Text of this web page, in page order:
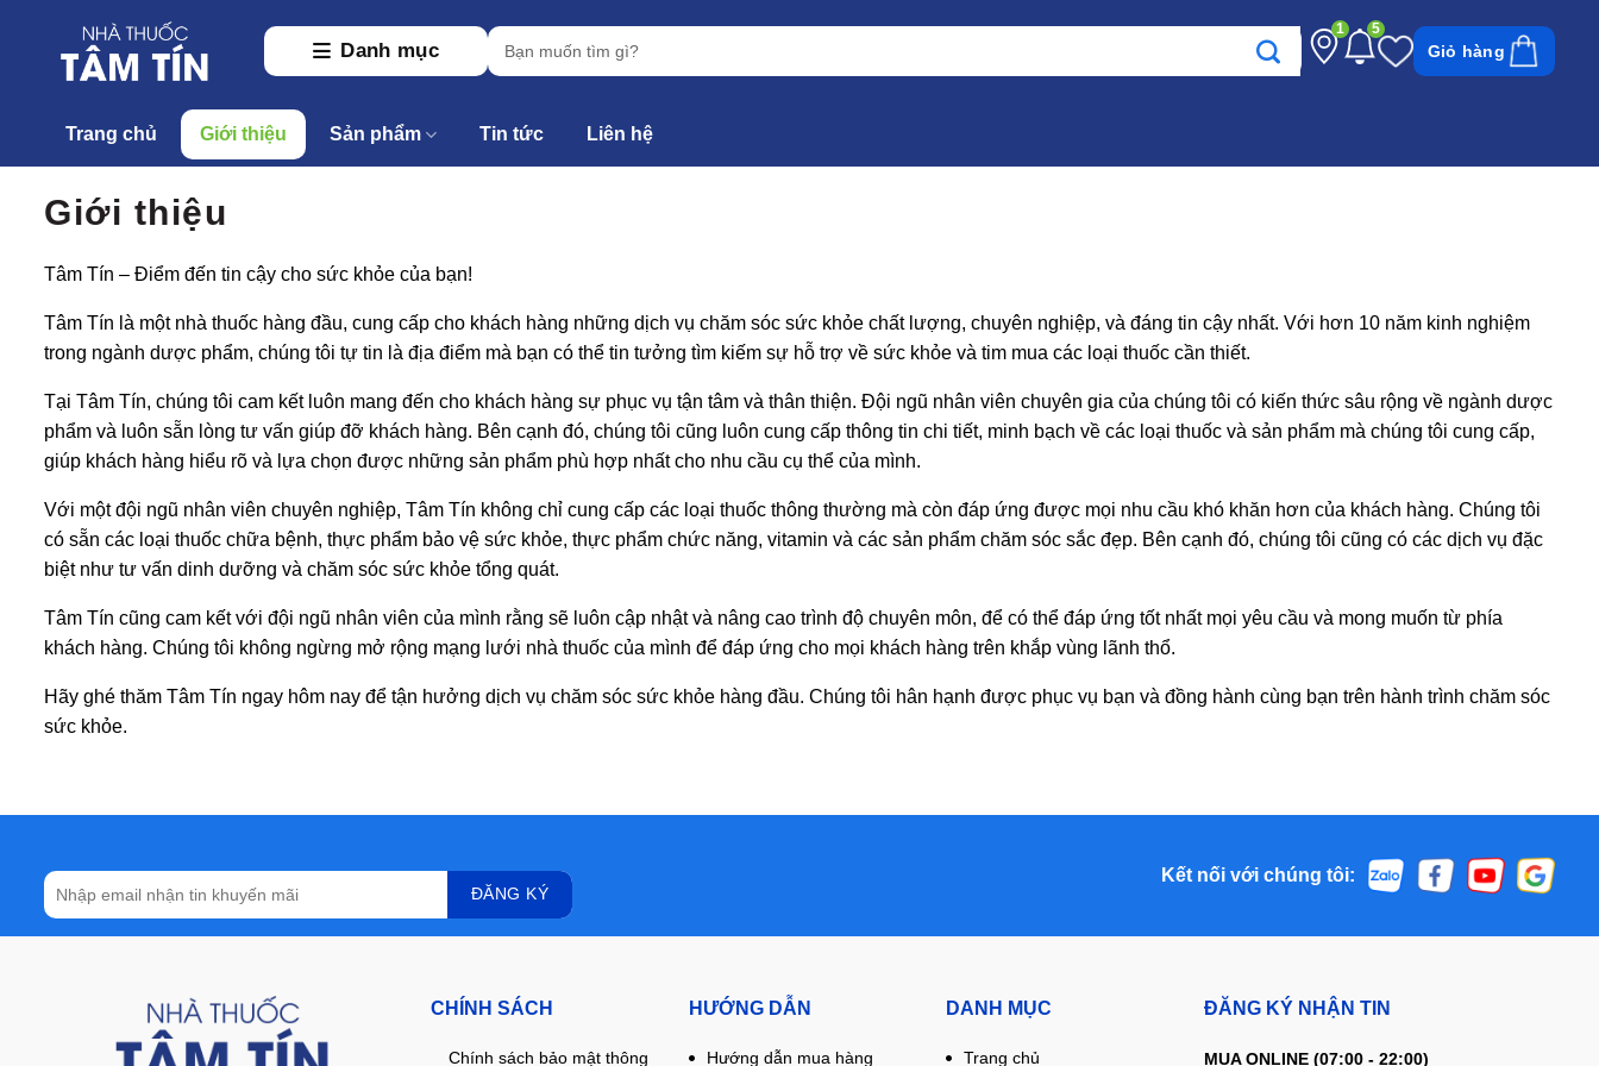
Danh mục
Tìm
kiếm:
1 5
Giỏ hàng
Trang chủ Giới thiệu Sản phẩm Tin tức Liên hệ
Giới thiệu
Tâm Tín – Điểm đến tin cậy cho sức khỏe của bạn!
Tâm Tín là một nhà thuốc hàng đầu, cung cấp cho khách hàng những dịch vụ chăm sóc sức khỏe chất lượng, chuyên nghiệp, và đáng tin cậy nhất. Với hơn 10 năm kinh nghiệm
trong ngành dược phẩm, chúng tôi tự tin là địa điểm mà bạn có thể tin tưởng tìm kiếm sự hỗ trợ về sức khỏe và tim mua các loại thuốc cần thiết.
Tại Tâm Tín, chúng tôi cam kết luôn mang đến cho khách hàng sự phục vụ tận tâm và thân thiện. Đội ngũ nhân viên chuyên gia của chúng tôi có kiến thức sâu rộng về ngành dược
phẩm và luôn sẵn lòng tư vấn giúp đỡ khách hàng. Bên cạnh đó, chúng tôi cũng luôn cung cấp thông tin chi tiết, minh bạch về các loại thuốc và sản phẩm mà chúng tôi cung cấp,
giúp khách hàng hiểu rõ và lựa chọn được những sản phẩm phù hợp nhất cho nhu cầu cụ thể của mình.
Với một đội ngũ nhân viên chuyên nghiệp, Tâm Tín không chỉ cung cấp các loại thuốc thông thường mà còn đáp ứng được mọi nhu cầu khó khăn hơn của khách hàng. Chúng tôi
có sẵn các loại thuốc chữa bệnh, thực phẩm bảo vệ sức khỏe, thực phẩm chức năng, vitamin và các sản phẩm chăm sóc sắc đẹp. Bên cạnh đó, chúng tôi cũng có các dịch vụ đặc
biệt như tư vấn dinh dưỡng và chăm sóc sức khỏe tổng quát.
Tâm Tín cũng cam kết với đội ngũ nhân viên của mình rằng sẽ luôn cập nhật và nâng cao trình độ chuyên môn, để có thể đáp ứng tốt nhất mọi yêu cầu và mong muốn từ phía
khách hàng. Chúng tôi không ngừng mở rộng mạng lưới nhà thuốc của mình để đáp ứng cho mọi khách hàng trên khắp vùng lãnh thổ.
Hãy ghé thăm Tâm Tín ngay hôm nay để tận hưởng dịch vụ chăm sóc sức khỏe hàng đầu. Chúng tôi hân hạnh được phục vụ bạn và đồng hành cùng bạn trên hành trình chăm sóc
sức khỏe.
Kết nối với chúng tôi:
CHÍNH SÁCH
Chính sách bảo mật thông
HƯỚNG DẪN
Hướng dẫn mua hàng
DANH MỤC
Trang chủ
ĐĂNG KÝ NHẬN TIN
MUA ONLINE (07:00 - 22:00)